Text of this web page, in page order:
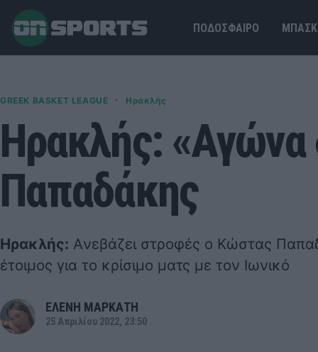
ΠΟΔΟΣΦΑΙΡΟ
GREEK BASKET LEAGUE · Ηρακλής
Ηρακλής: «Αγώνα
Παπαδάκης
Ηρακλής: Aνεβάζει στροφές ο Κώστας
έτοιμος για το κρίσιμο ματς με τον Ιωνικό
ΕΛΕΝΗ ΜΑΡΚΑΤΗ
25 Απριλίου 2022, 23:50